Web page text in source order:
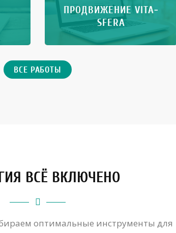
ПРОДВИЖЕНИЕ VITA-
SFERA
ВСЕ РАБОТЫ
ВСЁ ВКЛЮЧЕНО
оптимальные инструменты для